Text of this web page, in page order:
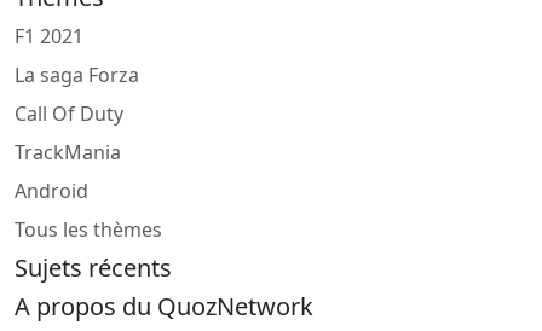
F1 2021
La saga Forza
Call Of Duty
TrackMania
Android
Tous les thèmes
Sujets récents
A propos du QuozNetwork